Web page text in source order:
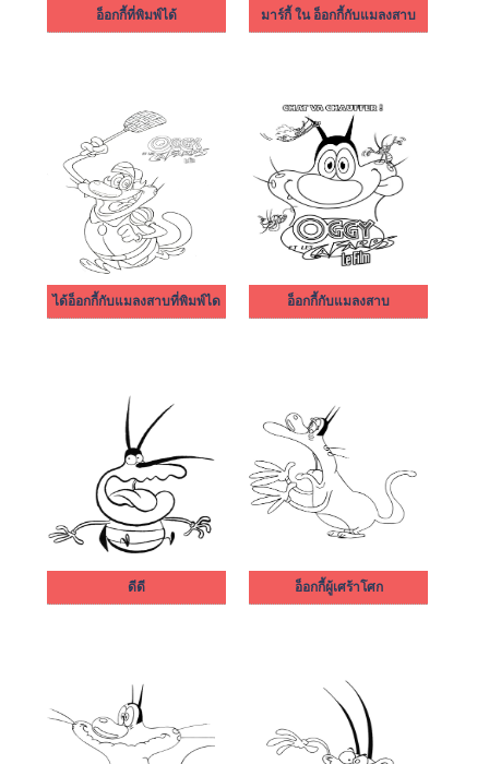
อ็อกกี้ที่พิมพ์ได้ มาร์กี้ ใน อ็อกกี้กับแมลงสาบ
ได้อ็อกกี้กับแมลงสาบที่พิมพ์ได อ็อกกี้กับแมลงสาบ
ดีดี อ็อกกี้ผู้เศร้าโศก